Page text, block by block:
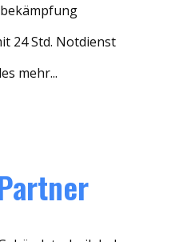
24 Std. Notdienst
mehr...